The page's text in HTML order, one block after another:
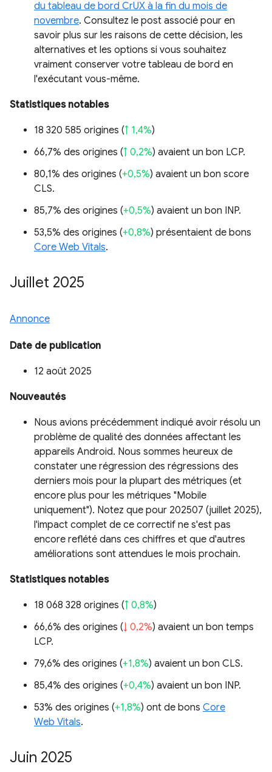
du tableau de bord CrUX à la fin du mois de
novembre. Consultez le post associé pour en
savoir plus sur les raisons de cette décision, les
alternatives et les options si vous souhaitez
vraiment conserver votre tableau de bord en
l'exécutant vous-même.
Statistiques notables
18 320 585 origines (↑ 1,4%)
66,7% des origines (↑ 0,2%) avaient un bon LCP.
80,1% des origines (+0,5%) avaient un bon score
CLS.
85,7% des origines (+0,5%) avaient un bon INP.
53,5% des origines (+0,8%) présentaient de bons
Core Web Vitals.
Juillet 2025
Annonce
Date de publication
12 août 2025
Nouveautés
Nous avions précédemment indiqué avoir résolu un
problème de qualité des données affectant les
appareils Android. Nous sommes heureux de
constater une régression des régressions des
derniers mois pour la plupart des métriques (et
encore plus pour les métriques "Mobile
uniquement"). Notez que pour 202507 (juillet 2025),
l'impact complet de ce correctif ne s'est pas
encore reflété dans ces chiffres et que d'autres
améliorations sont attendues le mois prochain.
Statistiques notables
18 068 328 origines (↑ 0,8%)
66,6% des origines (↓ 0,2%) avaient un bon temps
LCP.
79,6% des origines (+1,8%) avaient un bon CLS.
85,4% des origines (+0,4%) avaient un bon INP.
53% des origines (+1,8%) ont de bons Core
Web Vitals.
Juin 2025